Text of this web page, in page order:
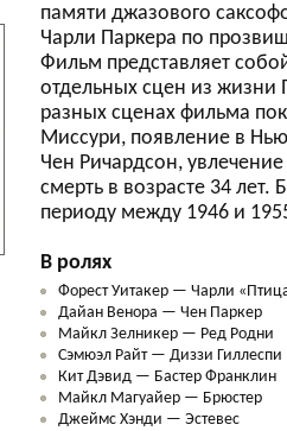
памяти джазового
Чарли Паркера по
Фильм представляет
отдельных сцен из жизни
разных сценах фильма
Миссури, появление в
Чен Ричардсон,
смерть в возрасте 34
периоду между 1946 и
В ролях
Форест Уитакер — Чарли
Дайан Венора — Чен Паркер
Майкл Зелникер — Ред Родни
Сэмюэл Райт — Диззи Гиллеспи
Кит Дэвид — Бастер Франклин
Майкл Магуайер — Брюстер
Джеймс Хэнди — Эстевес